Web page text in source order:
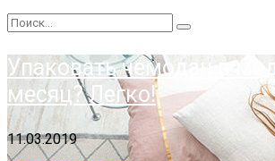
Упаковать чемодан в
месяц? Легко!
11.03.2019